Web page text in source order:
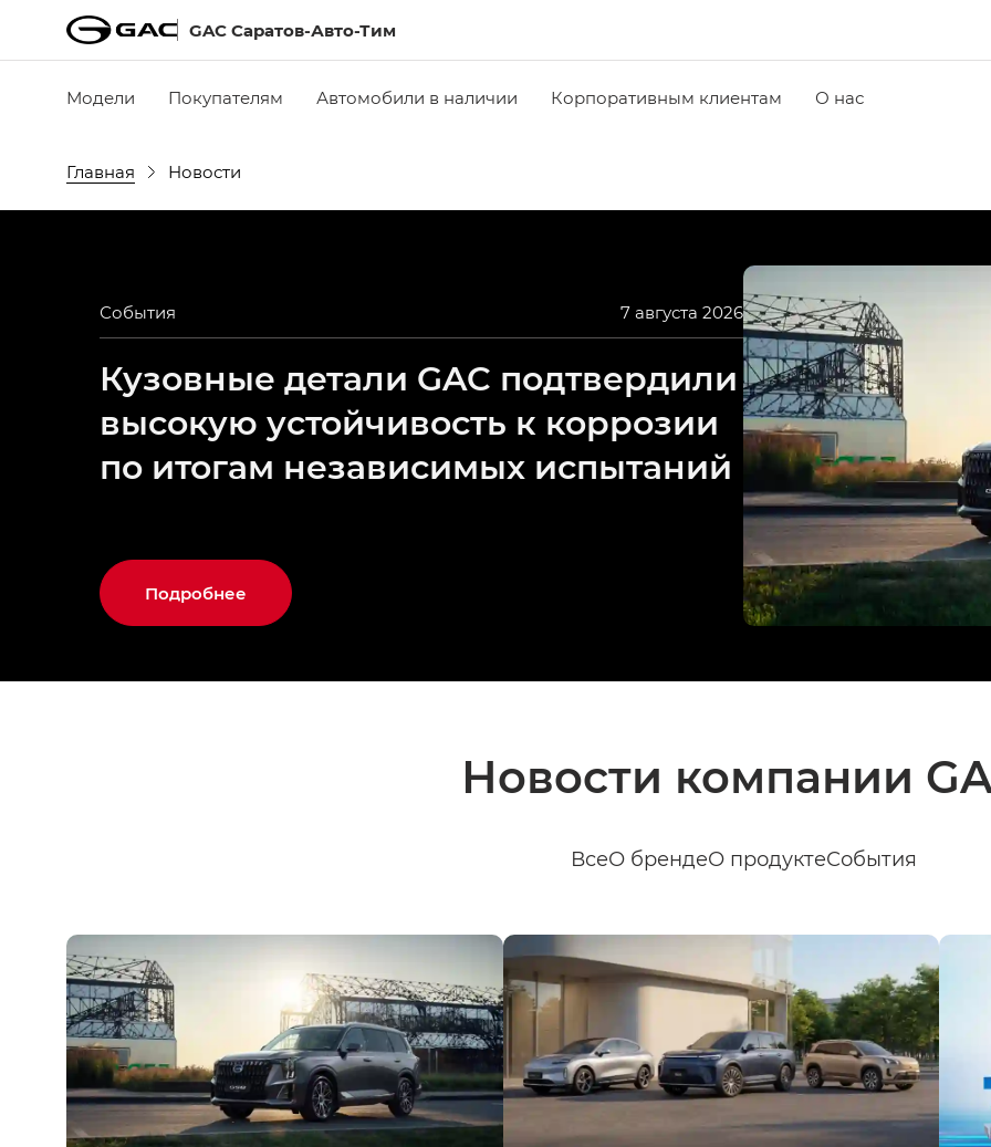
GAC Саратов-Авто-Тим
Модели Покупателям Автомобили в наличии Корпоративным клиентам О нас
Главная Новости
События 7 августа 2026
Кузовные детали GAC подтвердили
высокую устойчивость к коррозии
по итогам независимых испытаний
Подробнее
Новости компании
ВсеО брендеО продуктеСобытия